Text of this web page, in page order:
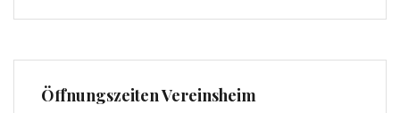
Öffnungszeiten Vereinsheim